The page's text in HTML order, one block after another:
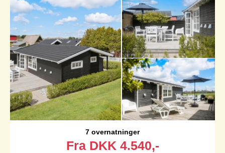
7 overnatninger
Fra DKK 4.540,-